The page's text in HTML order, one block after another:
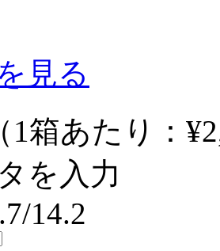
見る
（1箱あたり：
を入力
14.2